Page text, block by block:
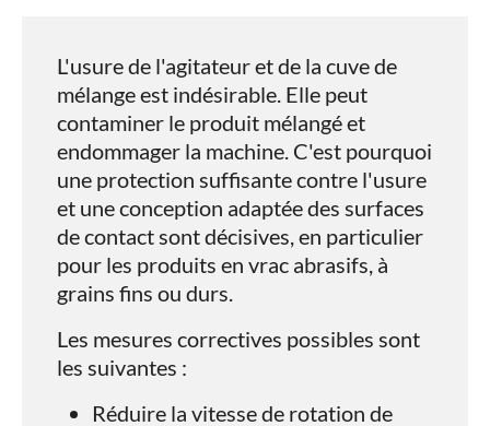
L'usure de l'agitateur et de la cuve de
mélange est indésirable. Elle peut
contaminer le produit mélangé et
endommager la machine. C'est pourquoi
une protection suffisante contre l'usure
et une conception adaptée des surfaces
de contact sont décisives, en particulier
pour les produits en vrac abrasifs, à
grains fins ou durs.
Les mesures correctives possibles sont
les suivantes :
Réduire la vitesse de rotation de